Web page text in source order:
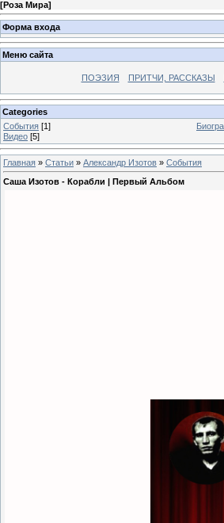
[Роза Мира]
Форма входа
Меню сайта
ПОЭЗИЯ ПРИТЧИ, РАССКАЗЫ
Categories
События [1]
Видео [5]
Главная » Статьи » Александр Изотов » События
Саша Изотов - Корабли | Первый Альбом